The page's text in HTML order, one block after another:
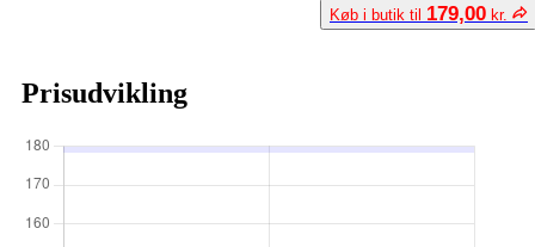
Køb i butik til 179,00 kr.
Prisudvikling